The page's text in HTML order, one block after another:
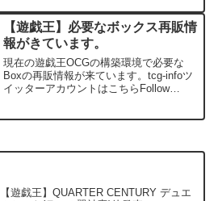
売価格：５９０円（税込み）全国の書
店、コンビニ等で発売真紅眼...
【遊戯王】必要なボックス再販情
報がきています。
現在の遊戯王OCGの構築環境で必要な
Boxの再販情報が来ています。tcg-infoツ
イッターアカウントはこちらFollow
【遊戯王】QUARTER CENTURY デュエ